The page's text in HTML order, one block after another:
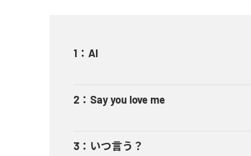
1 ： AI
2 ： Say you love me
3 ： いつ言う？